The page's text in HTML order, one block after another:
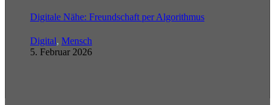
Digitale Nähe: Freundschaft per Algorithmus
Digital, Mensch
5. Februar 2026